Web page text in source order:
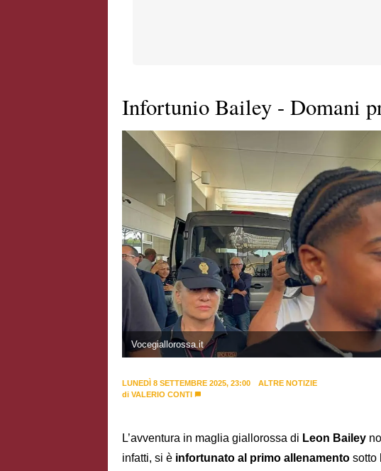
Infortunio Bailey - Domani
Vocegiallorossa.it
LUNEDÌ 8 SETTEMBRE 2025, 23:00
ALTRE NOTIZIE
di VALERIO CONTI
L’avventura in maglia giallorossa di Leon Bailey
infatti, si è infortunato al primo allenamento sotto